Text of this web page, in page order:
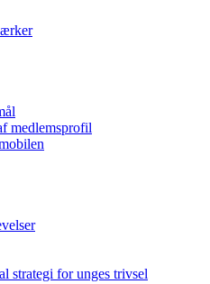
medlemsprofil
strategi for unges trivsel